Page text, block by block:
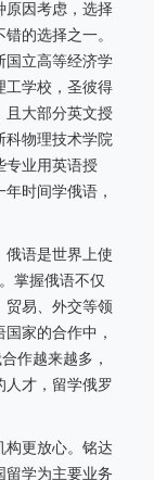
原因考虑，选择
的选择之一。
国立高等经济学
工学校，圣彼得
且大部分英文授
科物理技术学院
专业用英语授
时间学俄语，
俄语是世界上使
掌握俄语不仅
贸易、外交等领
家的合作中，
作越来越多，
人才，留学俄罗
构更放心。铭达
留学为主要业务